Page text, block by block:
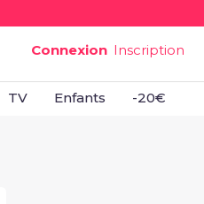
Connexion Inscription
TV Enfants -20€